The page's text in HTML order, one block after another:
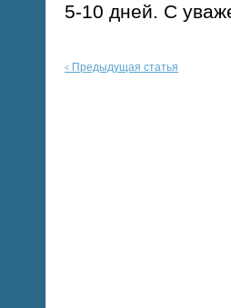
5-10 дней. С
< Предыдущая статья